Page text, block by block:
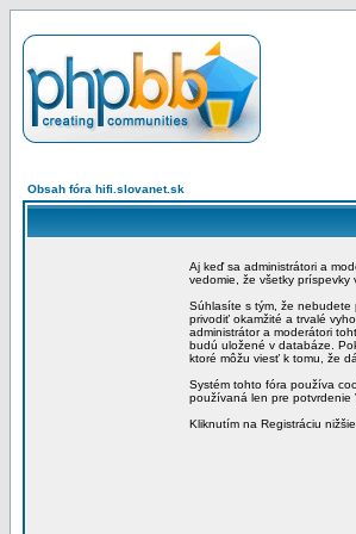
Obsah fóra hifi.slovanet.sk
Aj keď sa administrátori a
vedomie, že všetky
Súhlasíte s tým, že nebudete
privodiť okamžité a trvalé
administrátor a moderátori
budú uložené v databáze.
ktoré môžu viesť k tomu, že
Systém tohto fóra používa
používaná len pre potvrdenie
Kliknutím na Registráciu